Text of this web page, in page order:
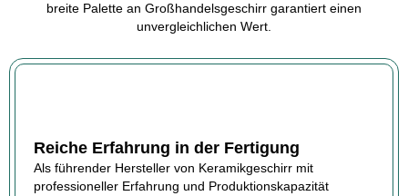
breite Palette an Großhandelsgeschirr garantiert einen
unvergleichlichen Wert.
Reiche Erfahrung in der Fertigung
Als führender Hersteller von Keramikgeschirr mit
professioneller Erfahrung und Produktionskapazität